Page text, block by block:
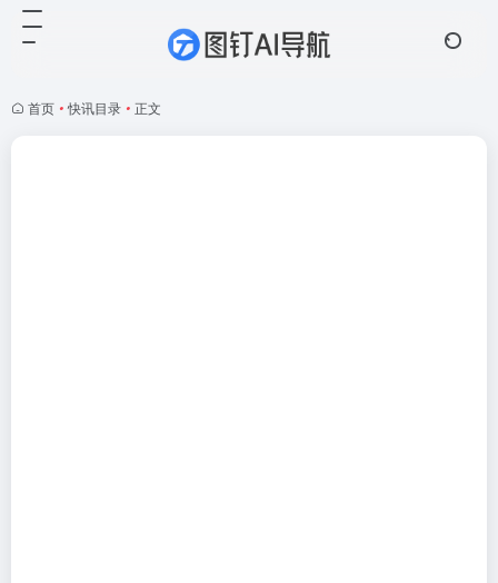
首页 • 快讯目录 • 正文